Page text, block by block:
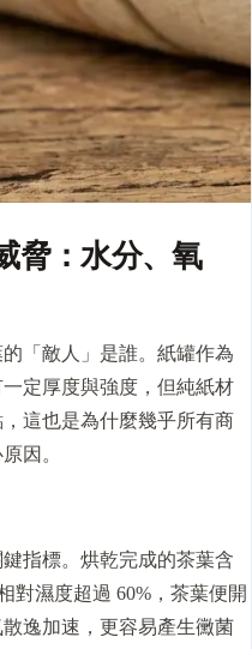
脅：水分、氧
「敵人」是誰。紙罐作為
定厚度與強度，但純紙材
這也是為什麼幾乎所有商
因。
指標。烘乾完成的茶葉含
對濕度超過 60%，茶葉便開
逸加速，更容易產生黴菌